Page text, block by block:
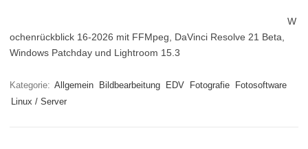
W
ochenrückblick 16-2026 mit FFMpeg, DaVinci Resolve 21 Beta,
Windows Patchday und Lightroom 15.3
Kategorie: Allgemein Bildbearbeitung EDV Fotografie
Fotosoftware
Linux / Server